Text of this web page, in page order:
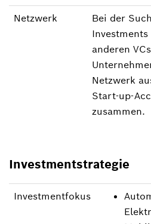
Netzwerk
Bei der
anderen
Netzwerk
Start-up-
zusammen.
Investmentstrategie
Investmentfokus